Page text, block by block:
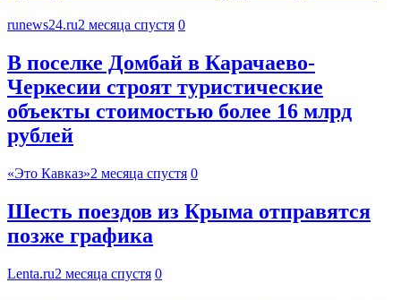
runews24.ru2 месяца спустя 0
В поселке Домбай в Карачаево-
Черкесии строят туристические
объекты стоимостью более 16 млрд
рублей
«Это Кавказ»2 месяца спустя 0
Шесть поездов из Крыма отправятся
позже графика
Lenta.ru2 месяца спустя 0